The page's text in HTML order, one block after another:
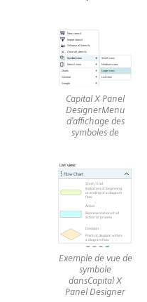
Capital X Panel
DesignerMenu
d'affichage des
symboles de
Exemple de vue de
symbole
dansCapital X
Panel Designer